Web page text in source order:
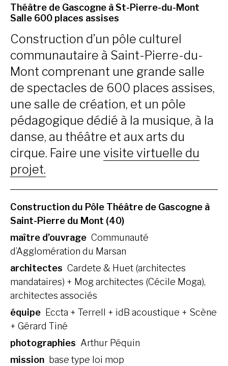
Théâtre de Gascogne à St-Pierre-du-Mont
Salle 600 places assises
Construction d’un pôle culturel
communautaire à Saint-Pierre-du-
Mont comprenant une grande salle
de spectacles de 600 places assises,
une salle de création, et un pôle
pédagogique dédié à la musique, à la
danse, au théâtre et aux arts du
cirque. Faire une visite virtuelle du
projet.
Construction du Pôle Théâtre de Gascogne à
Saint-Pierre du Mont (40)
maître d’ouvrage Communauté
d’Agglomération du Marsan
architectes Cardete & Huet (architectes
mandataires) + Mog architectes (Cécile Moga),
architectes associés
équipe Eccta + Terrell + idB acoustique + Scène
+ Gérard Tiné
photographies Arthur Péquin
mission base type loi mop